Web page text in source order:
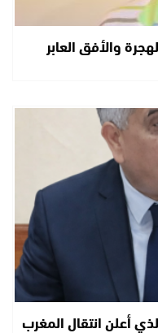
والأفق العابر
أعلن انتقال المغرب